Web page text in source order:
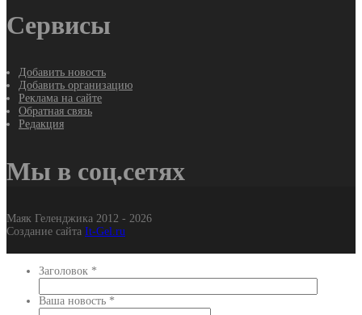
Сервисы
Добавить новость
Добавить организацию
Реклама на сайте
Обратная связь
Редакция
Мы в соц.сетях
Маяк Геленджика 2012 - 2026
Создание сайта It-Gel.ru
Заголовок *
Ваша новость *